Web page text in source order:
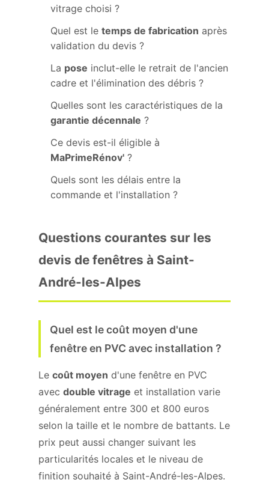
vitrage choisi ?
Quel est le temps de fabrication après
validation du devis ?
La pose inclut-elle le retrait de l'ancien
cadre et l'élimination des débris ?
Quelles sont les caractéristiques de la
garantie décennale ?
Ce devis est-il éligible à
MaPrimeRénov' ?
Quels sont les délais entre la
commande et l'installation ?
Questions courantes sur les
devis de fenêtres à Saint-
André-les-Alpes
Quel est le coût moyen d'une
fenêtre en PVC avec installation ?
Le coût moyen d'une fenêtre en PVC
avec double vitrage et installation varie
généralement entre 300 et 800 euros
selon la taille et le nombre de battants. Le
prix peut aussi changer suivant les
particularités locales et le niveau de
finition souhaité à Saint-André-les-Alpes.